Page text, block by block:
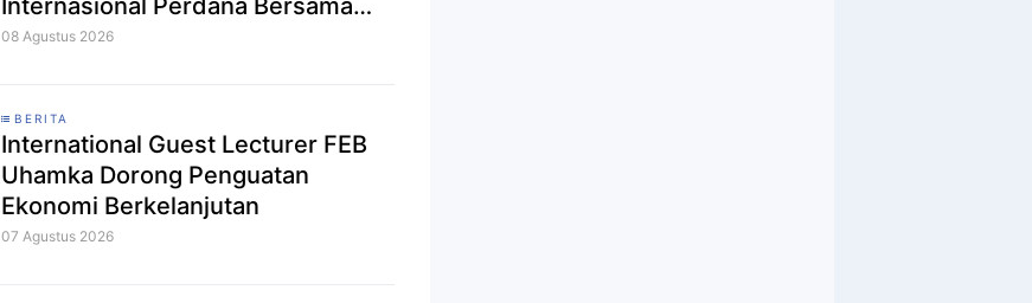
APSI PTMA
08 Agustus 2026
BERITA
International Guest Lecturer FEB
Uhamka Dorong Penguatan
Ekonomi Berkelanjutan
07 Agustus 2026